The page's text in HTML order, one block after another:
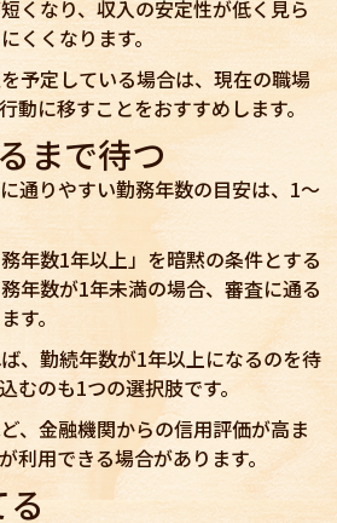
くなり、収入の安定性が低く見ら
くくなります。
予定している場合は、現在の職場
動に移すことをおすすめします。
まで待つ
通りやすい勤務年数の目安は、1〜
年数1年以上」を暗黙の条件とする
年数が1年未満の場合、審査に通る
す。
、勤続年数が1年以上になるのを待
むのも1つの選択肢です。
、金融機関からの信用評価が高ま
利用できる場合があります。